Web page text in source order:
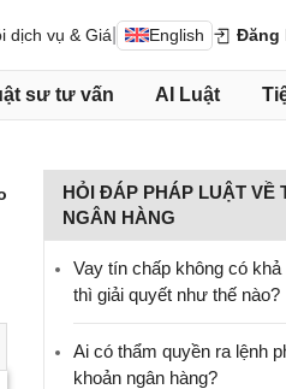
dịch vụ & Giá English Đăng
sư tư vấn AI Luật
HỎI ĐÁP PHÁP LUẬT VỀ
NGÂN HÀNG
Vay tín chấp không có
thì giải quyết như thế nào?
Ai có thẩm quyền ra lệnh
khoản ngân hàng?